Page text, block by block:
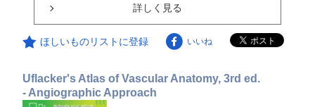
詳しく見る
ほしいものリストに登録 いいね
Uflacker's Atlas of Vascular Anatomy, 3rd ed.
- Angiographic Approach